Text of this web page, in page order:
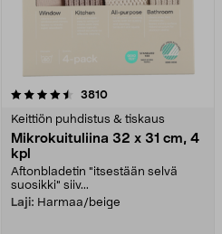
3810arvostelut
Keittiön puhdistus & tiskaus
Mikrokuituliina 32 x 31 cm, 4
kpl
Aftonbladetin "itsestään selvä
suosikki" siiv...
Laji: Harmaa/beige
4.5viidestä